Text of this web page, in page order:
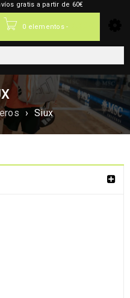
gratis a partir de 60€
0 elementos -
› Siux